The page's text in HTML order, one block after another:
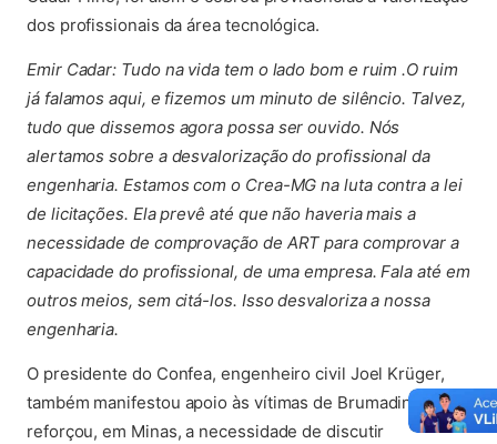
dos profissionais da área tecnológica.
Emir Cadar: Tudo na vida tem o lado bom e ruim .O ruim
já falamos aqui, e fizemos um minuto de silêncio. Talvez,
tudo que dissemos agora possa ser ouvido. Nós
alertamos sobre a desvalorização do profissional da
engenharia. Estamos com o Crea-MG na luta contra a lei
de licitações. Ela prevê até que não haveria mais a
necessidade de comprovação de ART para comprovar a
capacidade do profissional, de uma empresa. Fala até em
outros meios, sem citá-los. Isso desvaloriza a nossa
engenharia.
O presidente do Confea, engenheiro civil Joel Krüger,
também manifestou apoio às vítimas de Brumadinho e
reforçou, em Minas, a necessidade de discutir